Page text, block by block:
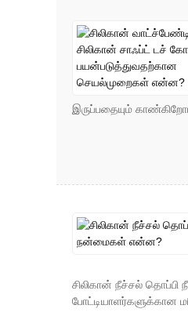
இருப்பதையும்
சிலிகான் நீச்சல் தொப்பி
போட்டியாளர்களுக்கான